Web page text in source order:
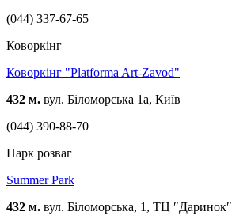
(044) 337-67-65
Коворкінг
Коворкінг "Platforma Art-Zavod"
432 м. вул. Біломорська 1а, Київ
(044) 390-88-70
Парк розваг
Summer Park
432 м. вул. Біломорська, 1, ТЦ ″Даринок″